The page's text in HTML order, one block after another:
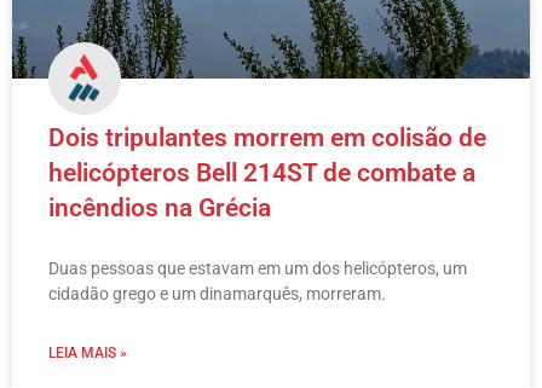
Dois tripulantes morrem em colisão de
helicópteros Bell 214ST de combate a
incêndios na Grécia
Duas pessoas que estavam em um dos helicópteros, um
cidadão grego e um dinamarquês, morreram.
LEIA MAIS »